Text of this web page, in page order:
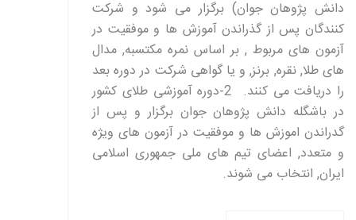
دانش پژوهان جوان) برگزار می شود و شرکت
کنندگان پس از گذراندن آموزش ها و موفقیت در
آزمون های مربوط , بر اساس نمره مکتسبه, مدال
های طلا, نقره, برنز, و یا گواهی شرکت در دوره بعد
را دریافت می کنند. 2-دوره آموزشی طلای کشور
در باشگله دانش پژوهان جوان برگزار و پس از
گدراندن اموزش ها و موفقیت در آزمون های ویژه
و متعدد, اعضای تیم های ملی جمهوری اسلامی
ایران, انتخاب می شوند.